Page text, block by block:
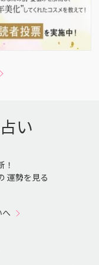
い
！
運勢を見る